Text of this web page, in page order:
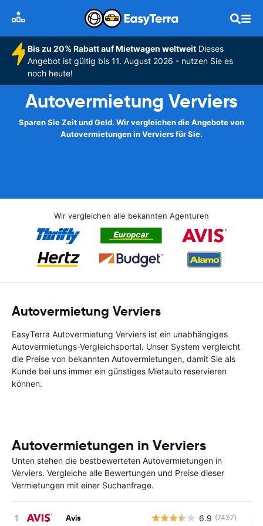
Bis zu 20% Rabatt auf Mietwagen weltweitDieses
Angebot ist gültig bis 11. August 2026 - nutzen Sie es
noch heute!
Autovermietung Verviers
Sparen Sie Zeit und Geld. Wir vergleichen die Angebote von
Autovermietungen in Verviers für Sie.
Wir vergleichen alle bekannten Agenturen
Autovermietung Verviers
EasyTerra Autovermietung Verviers ist ein unabhängiges
Autovermietungs-Vergleichsportal. Unser System vergleicht
die Preise von bekannten Autovermietungen, damit Sie als
Kunde bei uns immer ein günstiges Mietauto reservieren
können.
Autovermietungen in Verviers
Unten stehen die bestbewerteten Autovermietungen in
Verviers. Vergleiche alle Bewertungen und Preise dieser
Vermietungen mit einer Suchanfrage.
Avis 6.9 (7437)